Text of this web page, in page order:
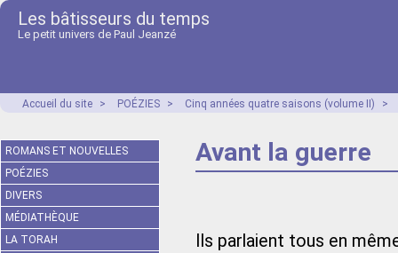
Les bâtisseurs du temps
Le petit univers de Paul Jeanzé
Accueil du site > POÉZIES > Cinq années quatre saisons (volume II) >
Avant la guerre
Ils parlaient tous en
ROMANS ET NOUVELLES
POÉZIES
DIVERS
MÉDIATHÈQUE
LA TORAH